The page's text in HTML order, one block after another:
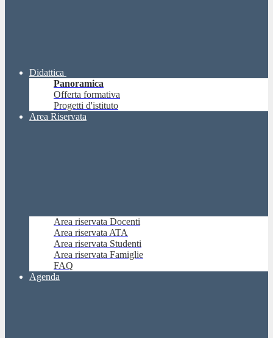
Didattica
Panoramica
Offerta formativa
Progetti d'istituto
Area Riservata
Area riservata Docenti
Area riservata ATA
Area riservata Studenti
Area riservata Famiglie
FAQ
Agenda